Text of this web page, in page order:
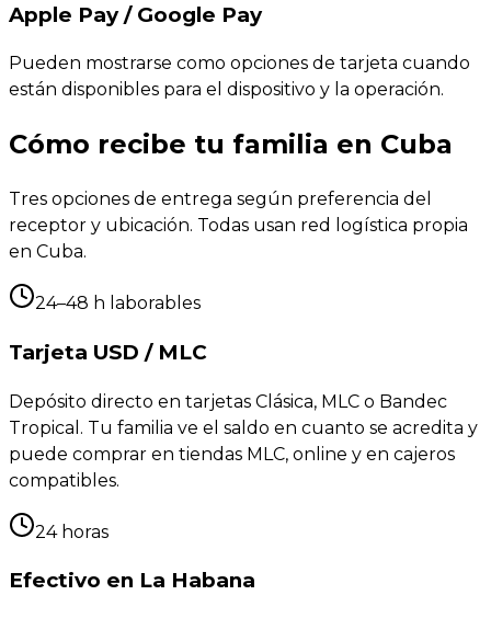
Apple Pay / Google Pay
Pueden mostrarse como opciones de tarjeta cuando
están disponibles para el dispositivo y la operación.
Cómo recibe tu familia en Cuba
Tres opciones de entrega según preferencia del
receptor y ubicación. Todas usan red logística propia
en Cuba.
24–48 h laborables
Tarjeta USD / MLC
Depósito directo en tarjetas Clásica, MLC o Bandec
Tropical. Tu familia ve el saldo en cuanto se acredita y
puede comprar en tiendas MLC, online y en cajeros
compatibles.
24 horas
Efectivo en La Habana